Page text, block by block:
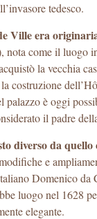
tedesco.
Ville era
nota come il luogo
la vecchia
costruzione
è oggi
il padre
diverso da
e
Domenico
luogo nel 1628
elegante.